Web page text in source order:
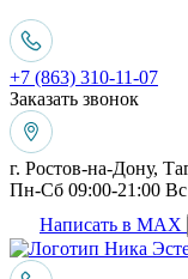
+7 (863) 310-11-07
Заказать звонок
г. Ростов-на-Дону,
Пн-Сб 09:00-21:00 Вс
Написать в MAX